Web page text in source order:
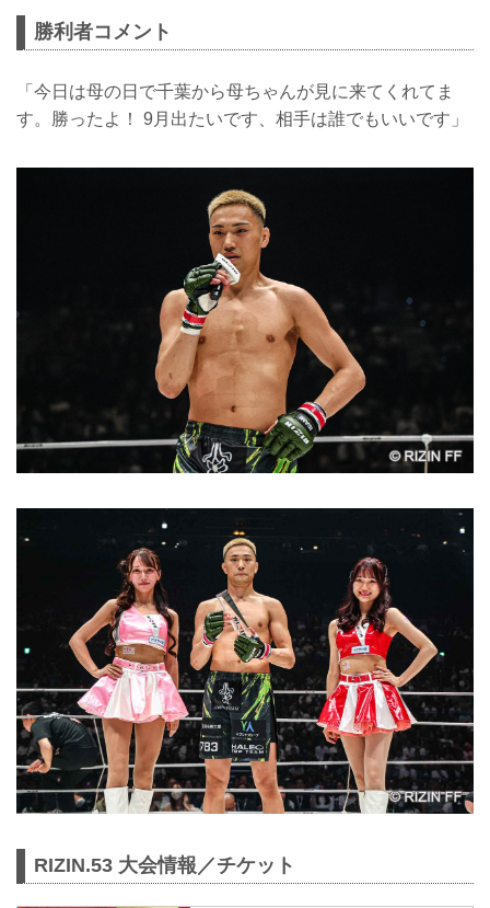
勝利者コメント
「今日は母の日で千葉から母ちゃんが見に来てくれてま
す。勝ったよ！ 9月出たいです、相手は誰でもいいです」
RIZIN.53 大会情報／チケット